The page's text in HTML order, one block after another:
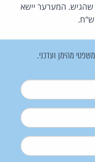
שהגיש. המערער יישא
מהימן ועדכני.